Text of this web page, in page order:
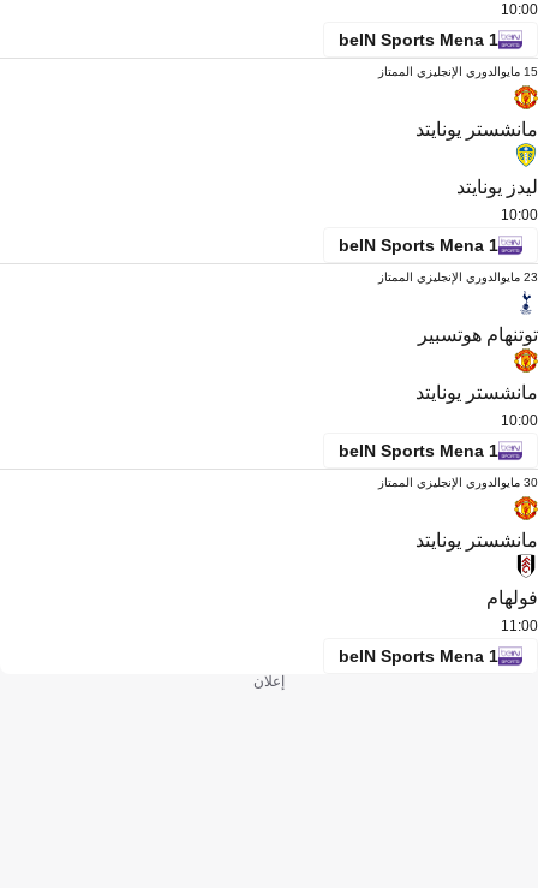
10:00
beIN Sports Mena 1
15 مايو الدوري الإنجليزي الممتاز
مانشستر يونايتد
ليدز يونايتد
10:00
beIN Sports Mena 1
23 مايو الدوري الإنجليزي الممتاز
توتنهام هوتسبير
مانشستر يونايتد
10:00
beIN Sports Mena 1
30 مايو الدوري الإنجليزي الممتاز
مانشستر يونايتد
فولهام
11:00
beIN Sports Mena 1
إعلان